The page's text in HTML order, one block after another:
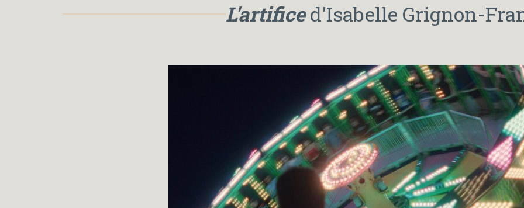
L'artificed'Isabelle Grignon-